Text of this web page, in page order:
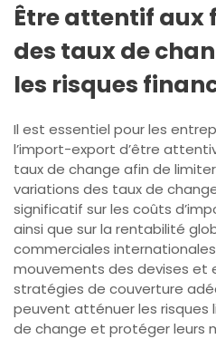
Être attentif
des taux de
les risques
Il est essentiel pour les
l’import-export d’être
taux de change afin de
variations des taux de
significatif sur les coûts
ainsi que sur la rentabilité
commerciales
mouvements des devises
stratégies de couverture
peuvent atténuer les risques
de change et protéger leurs